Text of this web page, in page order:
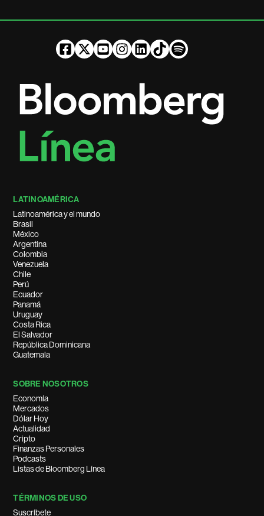
LATINOAMÉRICA
Latinoamérica y el mundo
Brasil
México
Argentina
Colombia
Venezuela
Chile
Perú
Ecuador
Panamá
Uruguay
Costa Rica
El Salvador
República Dominicana
Guatemala
SOBRE NOSOTROS
Economía
Mercados
Dólar Hoy
Actualidad
Cripto
Finanzas Personales
Podcasts
Listas de Bloomberg Línea
TÉRMINOS DE USO
Suscríbete